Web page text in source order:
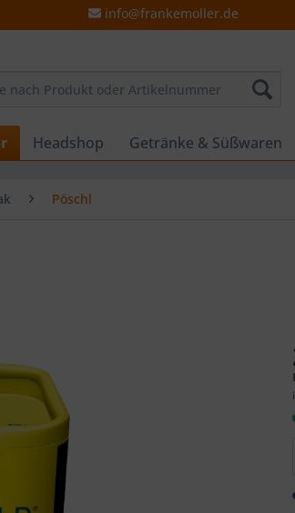
info@frankemoller.de
Headshop Getränke & Süßwaren
Pöschl